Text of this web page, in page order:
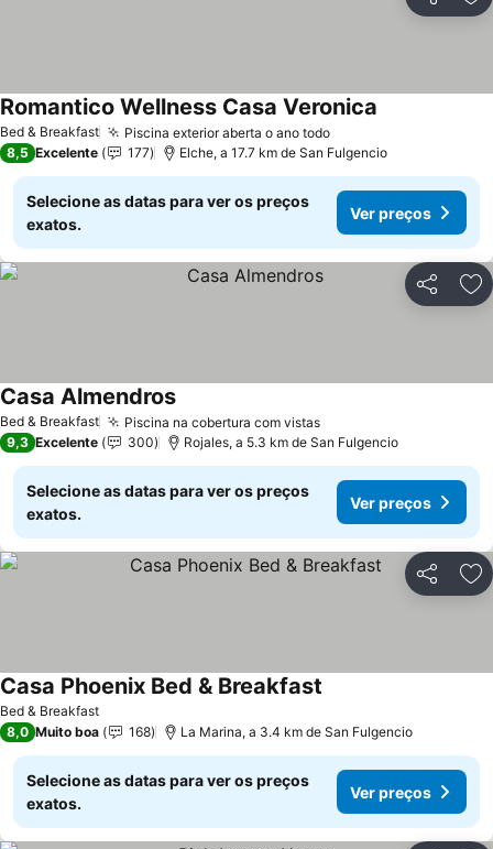
Partilhar
Bed & Breakfast Piscina exterior aberta o ano todoVer preços
Romantico Wellness Casa Veronica
8,5 Excelente 177 Elche, a 17.7 km de San Fulgencio
Selecione as datas para ver os preços
exatos.
Ver preços
Partilhar
Bed & Breakfast Piscina na cobertura com vistasVer preços
Casa AlmendrosVer preços
9,3 Excelente 300 Rojales, a 5.3 km de San Fulgencio
Selecione as datas para ver os preços
exatos.
Ver preços
Partilhar
Bed & Breakfast
Casa Phoenix Bed & Breakfast
8,0 Muito boa 168 La Marina, a 3.4 km de San Fulgencio
Selecione as datas para ver os preços
exatos.
Ver preços